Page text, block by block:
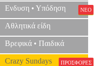
Ενδυση • Υπόδηση ΝΕΟ
Αθλητικά είδη
Βρεφικά • Παιδικά
Crazy Sundays ΠΡΟΣΦΟΡΕΣ